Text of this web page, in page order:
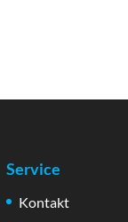
Service
Kontakt